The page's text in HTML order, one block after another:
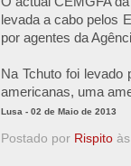
levada a cabo pelos
por agentes da
Na Tchuto foi levado
americanas, uma
Lusa - 02 de Maio de 2013
Postado por Rispito às